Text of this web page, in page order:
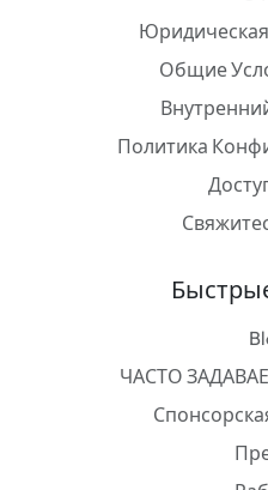
Общие
Политика
ЧАСТО